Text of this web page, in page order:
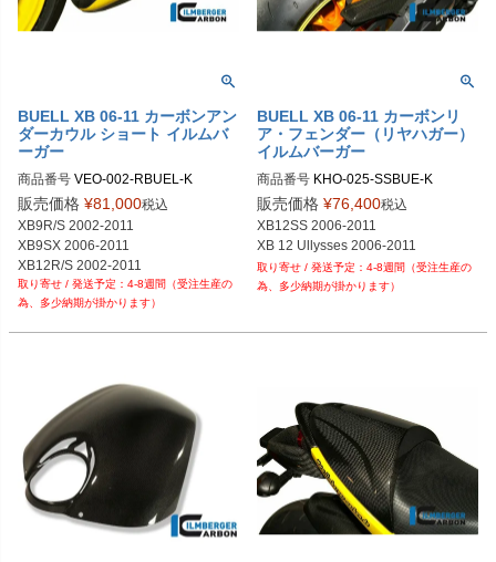
BUELL XB 06-11 カーボンアン
ダーカウル ショート イルムバ
ーガー
商品番号 VEO-002-RBUEL-K
VEO.002.RBUEL.K
販売価格 ¥81,000税込
XB9R/S 2002-2011
XB9SX 2006-2011
XB12R/S 2002-2011
XB12SS 2006-2011
XB 12 Ullysses 2006-2011
4-8週間（受注生産の
為、多少納期が掛かります）
BUELL XB 06-11 カーボンリ
ア・フェンダー（リヤハガー）
イルムバーガー
商品番号 KHO-025-SSBUE-K
KHO.025.SSBUE.K
販売価格 ¥76,400税込
XB12SS 2006-2011
XB 12 Ullysses 2006-2011
4-8週間（受注生産の
為、多少納期が掛かります）